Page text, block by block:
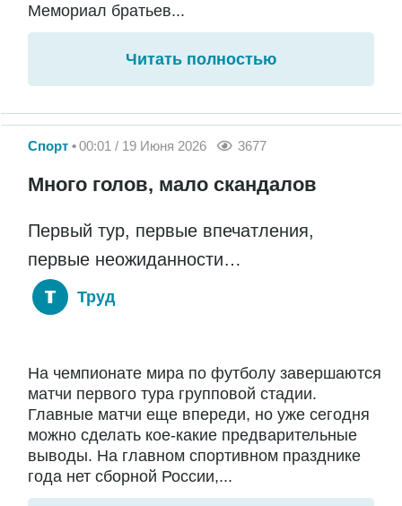
Мемориал братьев...
Читать полностью
Спорт 00:01 / 19 Июня 2026 3677
Много голов, мало скандалов
Первый тур, первые впечатления,
первые неожиданности…
Труд
На чемпионате мира по футболу завершаются
матчи первого тура групповой стадии.
Главные матчи еще впереди, но уже сегодня
можно сделать кое-какие предварительные
выводы. На главном спортивном празднике
года нет сборной России,...